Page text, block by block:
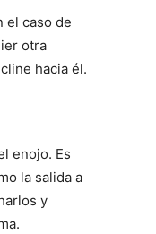
el caso de
otra
hacia él.
enojo. Es
la salida a
y